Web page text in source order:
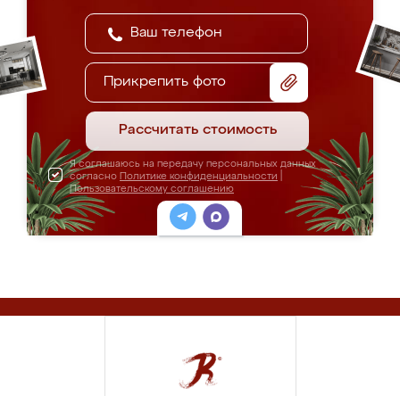
Прикрепить фото
Рассчитать стоимость
Я соглашаюсь на передачу персональных данных
согласно Политике конфиденциальности
Пользовательскому соглашению